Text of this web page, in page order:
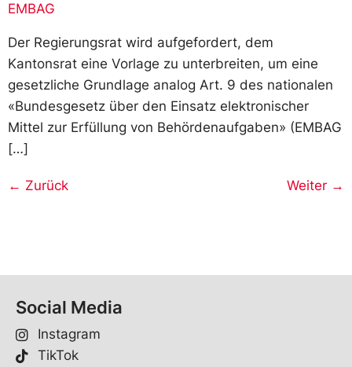
EMBAG
Der Regierungsrat wird aufgefordert, dem
Kantonsrat eine Vorlage zu unterbreiten, um eine
gesetzliche Grundlage analog Art. 9 des nationalen
«Bundesgesetz über den Einsatz elektronischer
Mittel zur Erfüllung von Behördenaufgaben» (EMBAG
[…]
← Zurück Weiter →
Social Media
Instagram
TikTok